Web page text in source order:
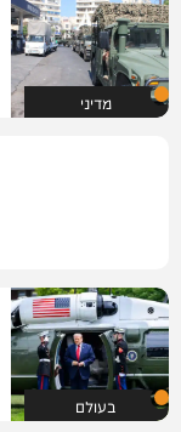
מדיני
בעולם